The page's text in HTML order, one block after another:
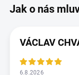
VÁCLAV
6.8.2026